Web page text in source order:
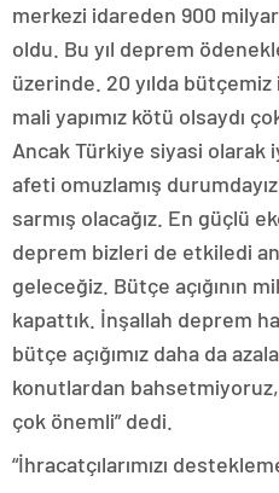
merkezi idareden 900
oldu. Bu yıl deprem
üzerinde. 20 yılda
mali yapımız kötü olsaydı
Ancak Türkiye siyasi
afeti omuzlamış
sarmış olacağız. En güçlü
deprem bizleri de etkiledi
geleceğiz. Bütçe açığının
kapattık. İnşallah deprem
bütçe açığımız daha da
konutlardan
çok önemli” dedi.
“İhracatçılarımızı